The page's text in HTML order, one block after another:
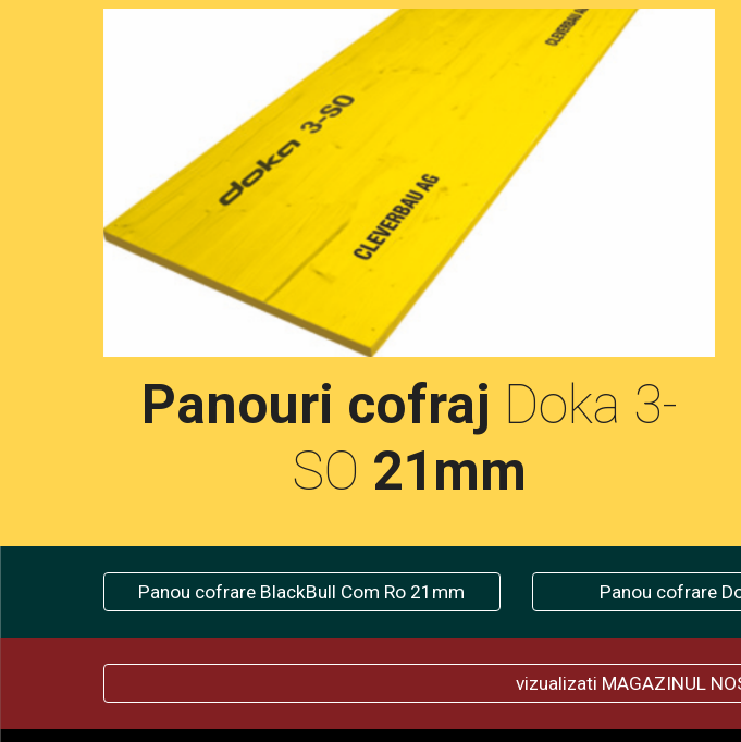
Panouri cofraj Doka 3-
SO 21mm
Panou cofrare BlackBull Com Ro 21mm Panou cofrare
vizualizati MAGAZINUL